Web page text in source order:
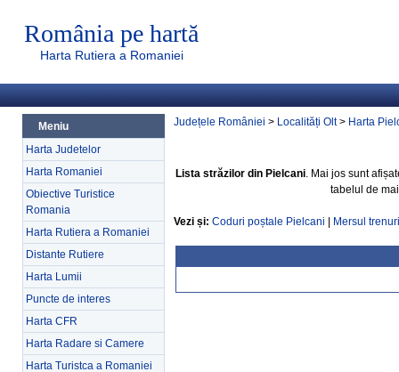
România pe hartă
Harta Rutiera a Romaniei
Meniu
Harta Judetelor
Harta Romaniei
Obiective Turistice
Romania
Harta Rutiera a Romaniei
Distante Rutiere
Harta Lumii
Puncte de interes
Harta CFR
Harta Radare si Camere
Harta Turistca a Romaniei
Județele României > Localități Olt> Harta
Lista străzilor din Pielcani. Mai jos sunt
tabelul de
Vezi și: Coduri poștale Pielcani Mersul